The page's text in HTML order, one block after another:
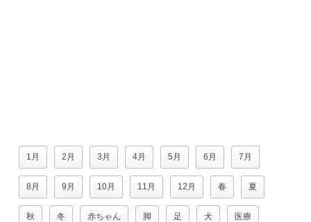
1月 2月 3月 4月 5月 6月 7月
8月 9月 10月 11月 12月 春 夏
秋 冬 赤ちゃん 脚 足 犬 医療